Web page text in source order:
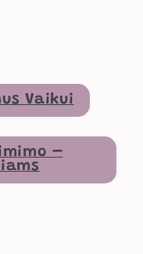
Vaikui
–